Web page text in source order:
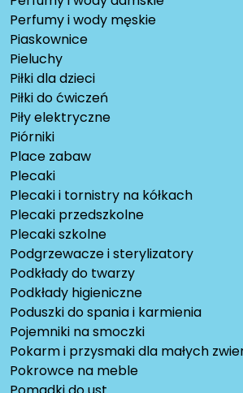
Perfumy i wody męskie
Piaskownice
Pieluchy
Piłki dla dzieci
Piłki do ćwiczeń
Piły elektryczne
Piórniki
Place zabaw
Plecaki
Plecaki i tornistry na kółkach
Plecaki przedszkolne
Plecaki szkolne
Podgrzewacze i sterylizatory
Podkłady do twarzy
Podkłady higieniczne
Poduszki do spania i karmienia
Pojemniki na smoczki
Pokarm i przysmaki dla małych
Pokrowce na meble